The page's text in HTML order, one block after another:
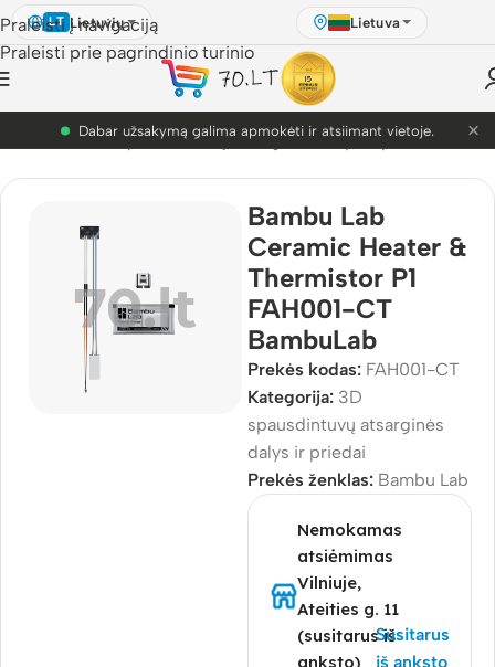
Praleisti į navigaciją
Praleisti prie pagrindinio turinio
LT Lietuvių Lietuva
PETG akcija! Dabar nuo 9.99€. ×
Pasaulis/3D spausdintuvų atsarginės dalys ir priedai
Bambu Lab
Ceramic Heater &
Thermistor P1
FAH001-CT
BambuLab
Prekės kodas: FAH001-CT
Kategorija: 3D
spausdintuvų atsarginės
dalys ir priedai
Prekės ženklas: Bambu Lab
Nemokamas
atsiėmimas
Vilniuje,
Ateities g. 11
(susitarus iš
anksto)
Susitarus
iš anksto